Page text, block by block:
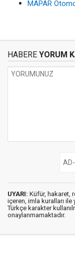
MAPAR
HABERE YORUM
UYARI: Küfür, hakaret,
içeren, imla kuralları ile
Türkçe karakter
onaylanmamaktadır.